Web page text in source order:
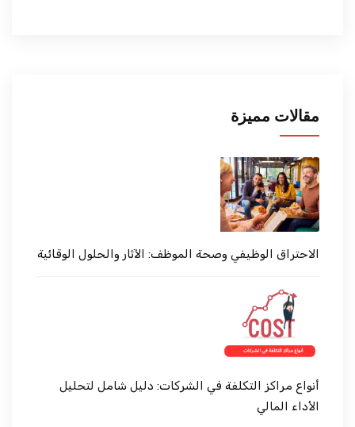
مقالات مميزة
الاحتراق الوظيفي وصحة الموظف: الآثار والحلول الوقائية
أنواع مراكز التكلفة في الشركات: دليل شامل لتحليل
الأداء المالي